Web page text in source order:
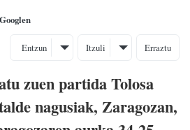
Entzun Itzuli Erraztu
zuen partida Tolosa
nagusiak, Zaragozan,